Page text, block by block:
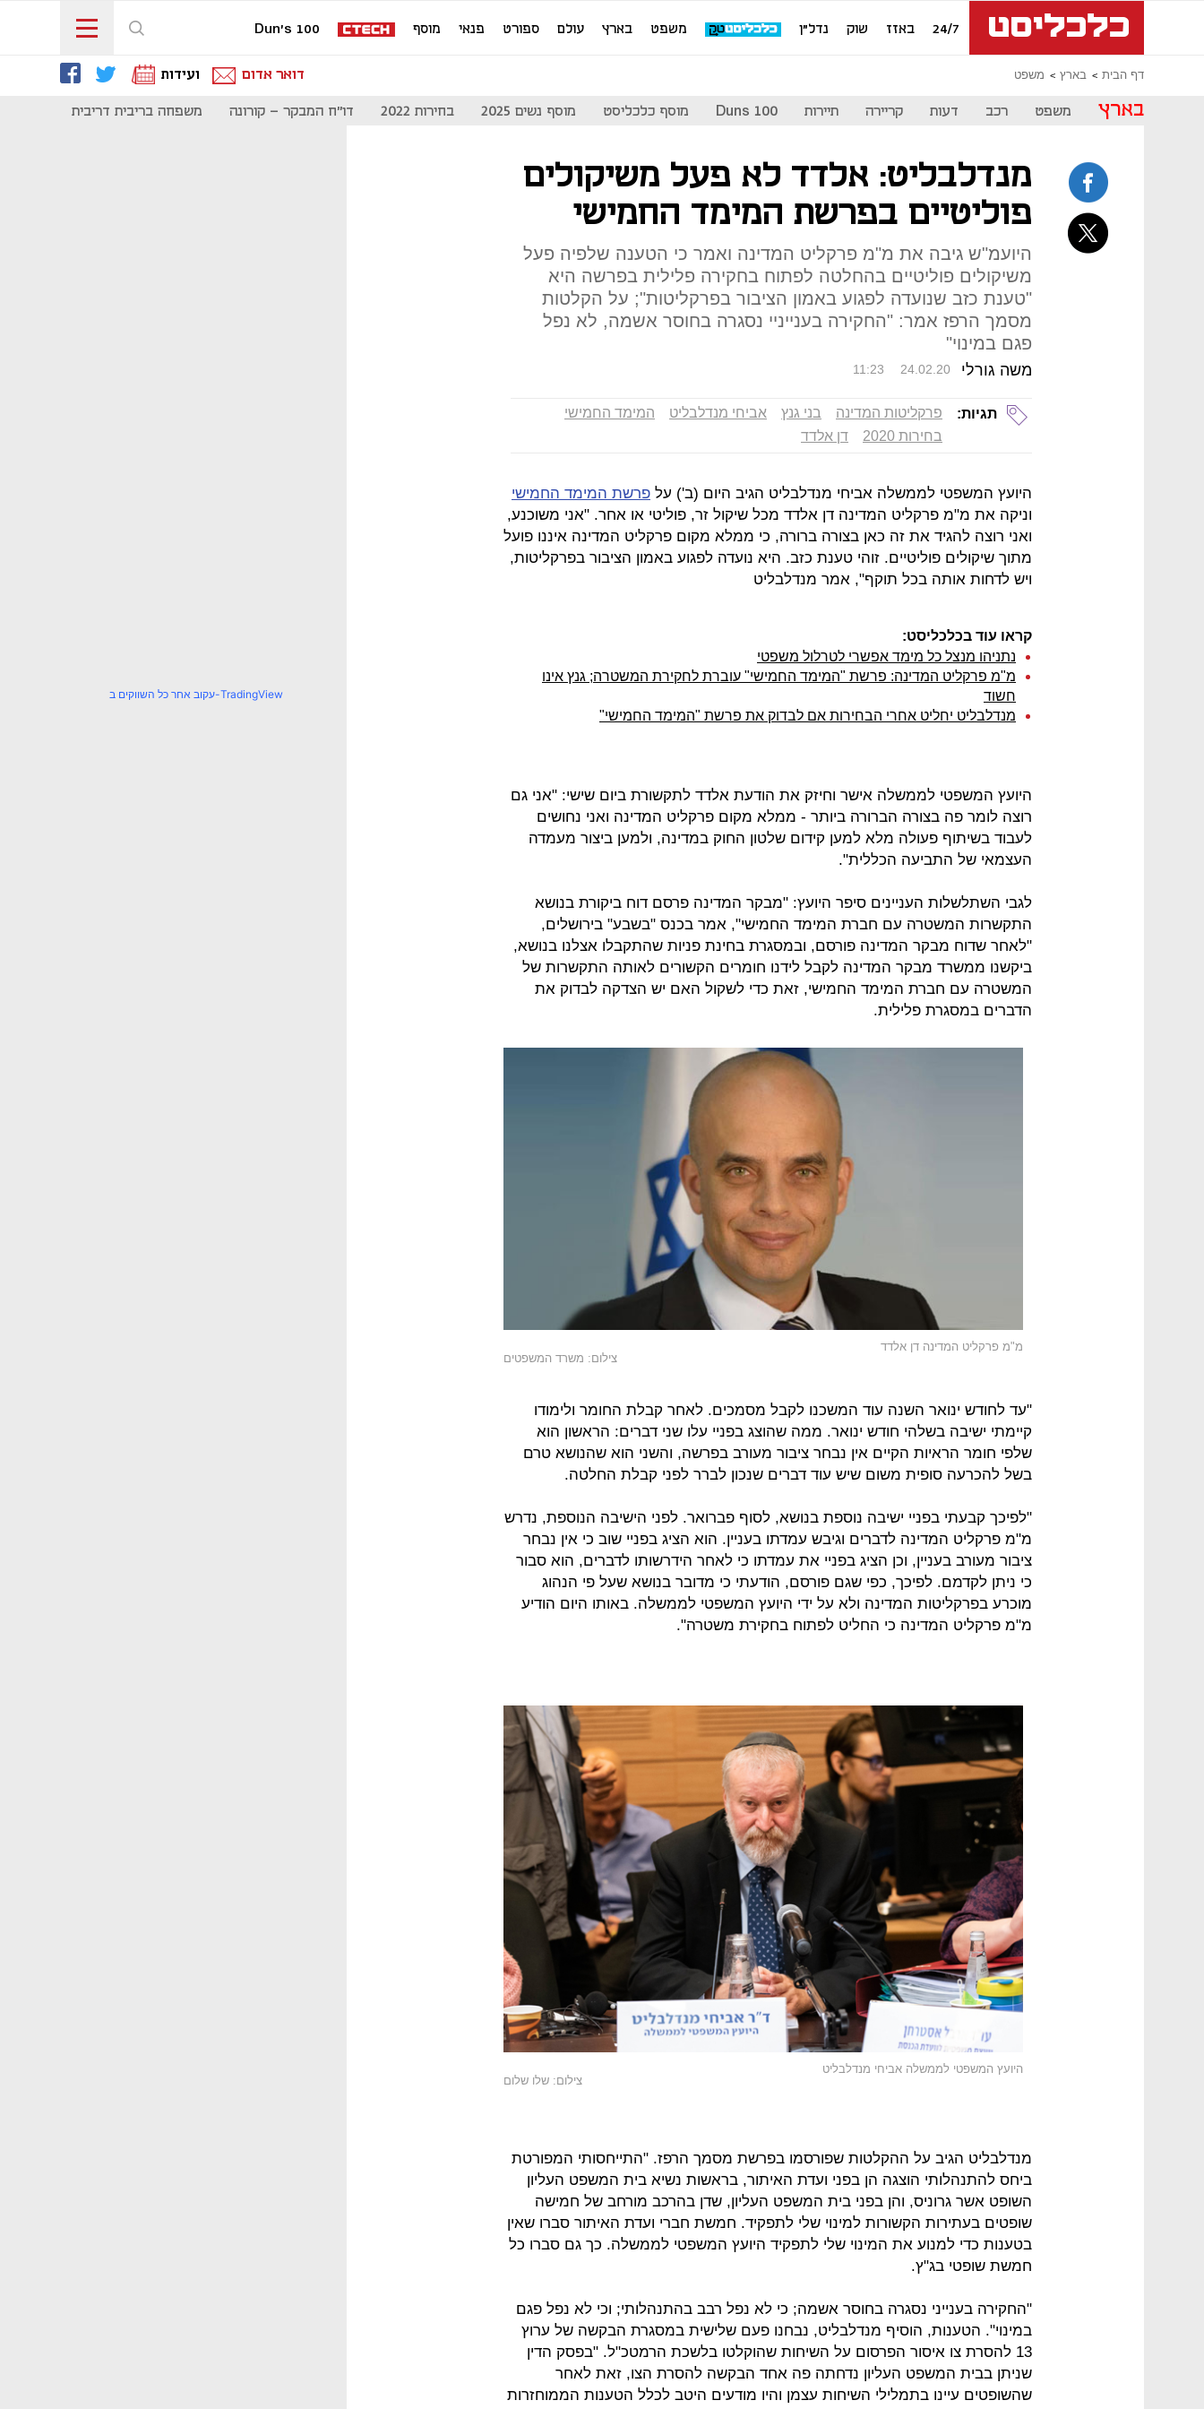
24/7 באזז שוק נדל"ן משפט בארץ עולם ספורט פנאי מוסף Dun's 100
דף הבית בארץ משפט דואר אדום ועידות
בארץ משפט רכב דעות קריירה תיירות Duns 100 מוסף כלכליסט מוסף נשים 2025 בחירות 2022 דו"ח המבקר - קורונה משפחה בריבית דריבית
מנדלבליט: אלדד לא פעל משיקולים
פוליטיים בפרשת המימד החמישי
היועמ"ש גיבה את מ"מ פרקליט המדינה ואמר כי הטענה שלפיה פעל
משיקולים פוליטיים בהחלטה לפתוח בחקירה פלילית בפרשה היא
"טענת כזב שנועדה לפגוע באמון הציבור בפרקליטות"; על הקלטות
מסמך הרפז אמר: "החקירה בענייניי נסגרה בחוסר אשמה, לא נפל
פגם במינוי"
משה גורלי 11:23 24.02.20
תגיות: פרקליטות המדינה בני גנץ אביחי מנדלבליט
המימד החמישי
בחירות 2020
דן אלדד
היועץ המשפטי לממשלה אביחי מנדלבליט הגיב היום (ב') על פרשת המימד החמישי
וניקה את מ"מ פרקליט המדינה דן אלדד מכל שיקול זר, פוליטי או אחר. "אני משוכנע,
ואני רוצה להגיד את זה כאן בצורה ברורה, כי ממלא מקום פרקליט המדינה איננו פועל
מתוך שיקולים פוליטיים. זוהי טענת כזב. היא נועדה לפגוע באמון הציבור בפרקליטות,
ויש לדחות אותה בכל תוקף", אמר מנדלבליט
קראו עוד בכלכליסט:
נתניהו מנצל כל מימד אפשרי לטרלול משפטי
מ"מ פרקליט המדינה: פרשת "המימד החמישי" עוברת לחקירת המשטרה; גנץ אינו
חשוד
מנדלבליט יחליט אחרי הבחירות אם לבדוק את פרשת "המימד החמישי"
היועץ המשפטי לממשלה אישר וחיזק את הודעת אלדד לתקשורת ביום שישי: "אני גם
רוצה לומר פה בצורה הברורה ביותר - ממלא מקום פרקליט המדינה ואני נחושים
לעבוד בשיתוף פעולה מלא למען קידום שלטון החוק במדינה, ולמען ביצור מעמדה
העצמאי של התביעה הכללית".
לגבי השתלשלות העניינים סיפר היועץ: "מבקר המדינה פרסם דוח ביקורת בנושא
התקשרות המשטרה עם חברת המימד החמישי", אמר בכנס "בשבע" בירושלים,
"לאחר שדוח מבקר המדינה פורסם, ובמסגרת בחינת פניות שהתקבלו אצלנו בנושא,
ביקשנו ממשרד מבקר המדינה לקבל לידנו חומרים הקשורים לאותה התקשרות של
המשטרה עם חברת המימד החמישי, זאת כדי לשקול האם יש הצדקה לבדוק את
הדברים במסגרת פלילית.
מ"מ פרקליט המדינה דן אלדד
צילום: משרד המשפטים
"עד לחודש ינואר השנה עוד המשכנו לקבל מסמכים. לאחר קבלת החומר ולימודו
קיימתי ישיבה בשלהי חודש ינואר. ממה שהוצג בפניי עלו שני דברים: הראשון הוא
שלפי חומר הראיות הקיים אין נבחר ציבור מעורב בפרשה, והשני הוא שהנושא טרם
בשל להכרעה סופית משום שיש עוד דברים שנכון לברר לפני קבלת החלטה.
"לפיכך קבעתי בפניי ישיבה נוספת בנושא, לסוף פברואר. לפני הישיבה הנוספת, נדרש
מ"מ פרקליט המדינה לדברים וגיבש עמדתו בעניין. הוא הציג בפניי שוב כי אין נבחר
ציבור מעורב בעניין, וכן הציג בפניי את עמדתו כי לאחר הידרשותו לדברים, הוא סבור
כי ניתן לקדמם. לפיכך, כפי שגם פורסם, הודעתי כי מדובר בנושא שעל פי הנהוג
מוכרע בפרקליטות המדינה ולא על ידי היועץ המשפטי לממשלה. באותו היום הודיע
מ"מ פרקליט המדינה כי החליט לפתוח בחקירת משטרה".
היועץ המשפטי לממשלה אביחי מנדלבליט
צילום: שלו שלום
מנדלבליט הגיב על ההקלטות שפורסמו בפרשת מסמך הרפז. "התייחסותי המפורטת
ביחס להתנהלותי הוצגה הן בפני ועדת האיתור, בראשות נשיא בית המשפט העליון
השופט אשר גרוניס, והן בפני בית המשפט העליון, שדן בהרכב מורחב של חמישה
שופטים בעתירות הקשורות למינוי שלי לתפקיד. חמשת חברי ועדת האיתור סברו שאין
בטענות כדי למנוע את המינוי שלי לתפקיד היועץ המשפטי לממשלה. כך גם סברו כל
חמשת שופטי בג"ץ.
"החקירה בענייני נסגרה בחוסר אשמה; כי לא נפל רבב בהתנהלותי; וכי לא נפל פגם
במינוי". הטענות, הוסיף מנדלבליט, נבחנו פעם שלישית במסגרת הבקשה של ערוץ
13 להסרת צו איסור הפרסום על השיחות שהוקלטו בלשכת הרמטכ"ל. "בפסק הדין
שניתן בבית המשפט העליון נדחתה פה אחד הבקשה להסרת הצו, זאת לאחר
שהשופטים עיינו בתמלילי השיחות עצמן והיו מודעים היטב לכלל הטענות הממוחזרות
עקוב אחר כל השווקים ב-TradingView